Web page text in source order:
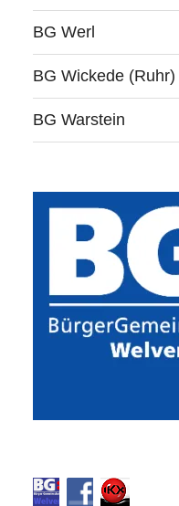
BG Werl
BG Wickede (Ruhr)
BG Warstein